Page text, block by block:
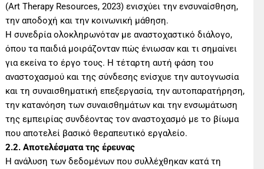
(Art Therapy Resources, 2023) ενισχύει την ενσυναίσθηση,
την αποδοχή και την κοινωνική μάθηση.
Η συνεδρία ολοκληρωνόταν με αναστοχαστικό διάλογο,
όπου τα παιδιά μοιράζονταν πώς ένιωσαν και τι σημαίνει
για εκείνα το έργο τους. Η τέταρτη αυτή φάση του
αναστοχασμού και της σύνδεσης ενίσχυε την αυτογνωσία
και τη συναισθηματική επεξεργασία, την αυτοπαρατήρηση,
την κατανόηση των συναισθημάτων και την ενσωμάτωση
της εμπειρίας συνδέοντας τον αναστοχασμό με το βίωμα
που αποτελεί βασικό θεραπευτικό εργαλείο.
2.2. Αποτελέσματα της έρευνας
Η ανάλυση των δεδομένων που συλλέχθηκαν κατά τη